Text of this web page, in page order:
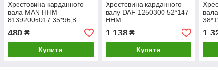
Хрестовина карданного
вала MAN HHM
81392006017 35*96,8
480 ₴
Купити
Хрестовина карданного
валу DAF 1250300 52*147
HHM
1 138₴
Купити
1